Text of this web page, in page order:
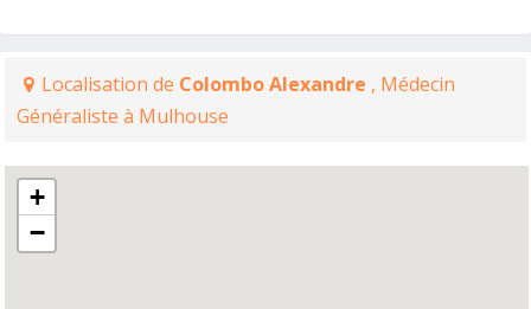
Localisation de Colombo Alexandre , Médecin
Généraliste à Mulhouse
+
−